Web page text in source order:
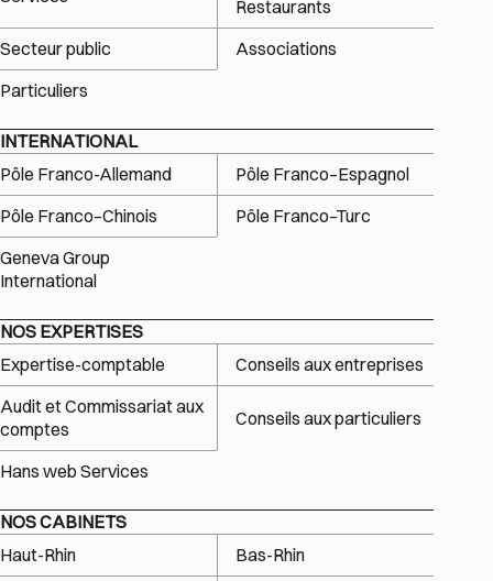
Restaurants
Secteur public
Associations
Particuliers
INTERNATIONAL
Pôle Franco-Allemand
Pôle Franco–Espagnol
Pôle Franco–Chinois
Pôle Franco–Turc
Geneva Group
International
NOS EXPERTISES
Expertise-comptable
Conseils aux entreprises
Audit et Commissariat aux
comptes
Conseils aux particuliers
Hans web Services
NOS CABINETS
Haut-Rhin
Bas-Rhin